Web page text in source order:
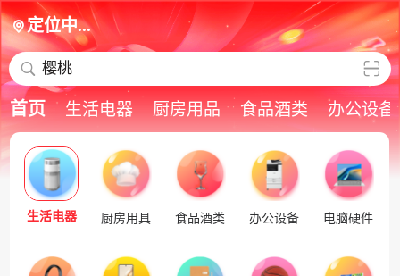
定位中...
樱桃
首页 生活电器 厨房用品 食品酒类 办公设备
生活电器 厨房用具 食品酒类 办公设备 电脑硬件